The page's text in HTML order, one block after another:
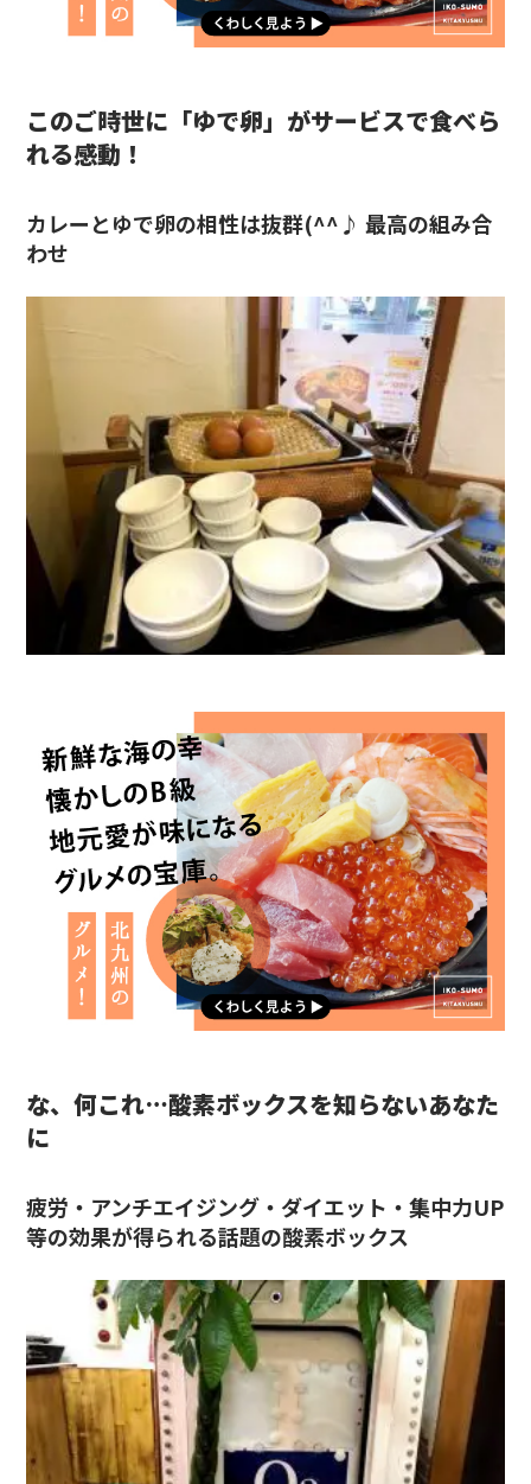
このご時世に「ゆで卵」がサービスで食べら
れる感動！
カレーとゆで卵の相性は抜群(^^♪ 最高の組み合
わせ
な、何これ…酸素ボックスを知らないあなた
に
疲労・アンチエイジング・ダイエット・集中力UP
等の効果が得られる話題の酸素ボックス